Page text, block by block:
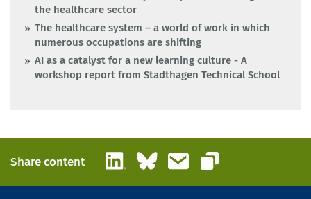
the healthcare sector
The healthcare system – a world of work in which
numerous occupations are shifting
AI as a catalyst for a new learning culture - A
workshop report from Stadthagen Technical School
Share content LinkedInBlueskyEmail
Copy link